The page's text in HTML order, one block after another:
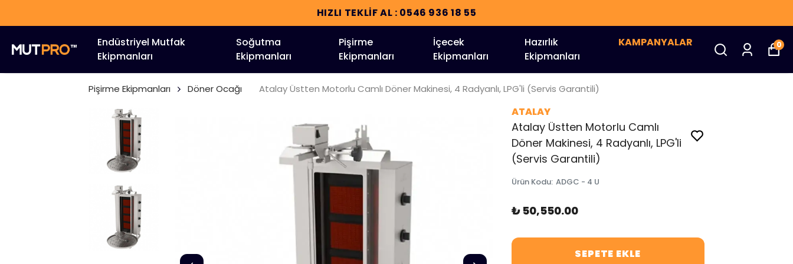
HIZLI TEKLİF AL : 0546 936 18 55
Endüstriyel Mutfak
Ekipmanları
Soğutma
Ekipmanları
Pişirme
Ekipmanları
İçecek
Ekipmanları
Hazırlık
Ekipmanları
KAMPANYALAR 0
Pişirme Ekipmanları Döner Ocağı Atalay Üstten Motorlu Camlı Döner Makinesi, 4 Radyanlı, LPG'li (Servis Garantili)
ATALAY
Atalay Üstten Motorlu Camlı
Döner Makinesi, 4 Radyanlı, LPG'li
(Servis Garantili)
Ürün Kodu: ADGC - 4 U
₺ 50,550.00
SEPETE EKLE